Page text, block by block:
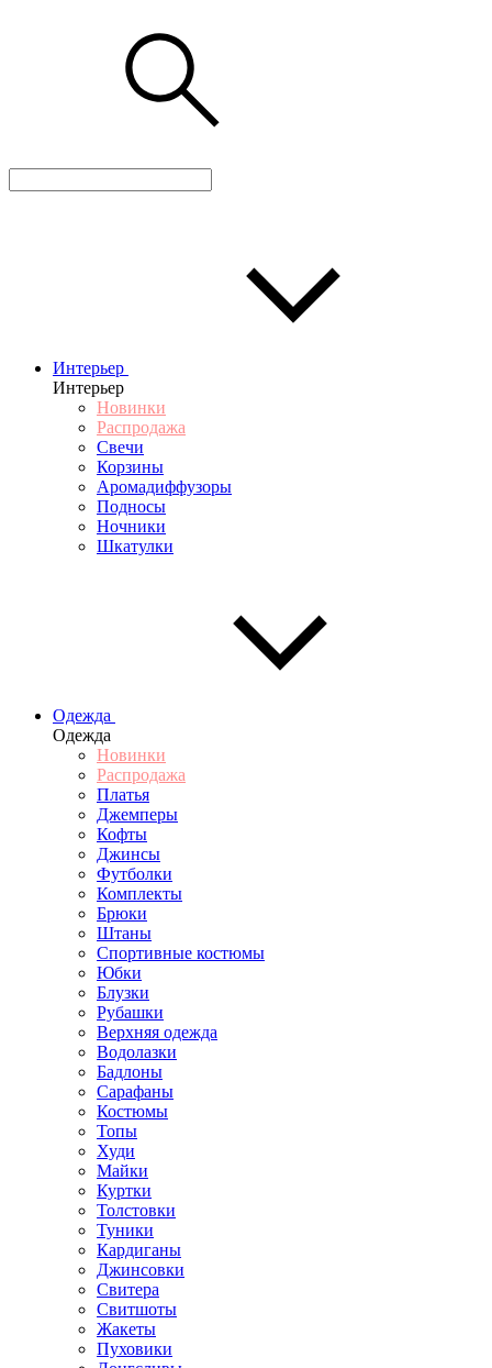
Интерьер
Интерьер
Новинки
Распродажа
Свечи
Корзины
Аромадиффузоры
Подносы
Ночники
Шкатулки
Одежда
Одежда
Новинки
Распродажа
Платья
Джемперы
Кофты
Джинсы
Футболки
Комплекты
Брюки
Штаны
Спортивные костюмы
Юбки
Блузки
Рубашки
Верхняя одежда
Водолазки
Бадлоны
Сарафаны
Костюмы
Топы
Худи
Майки
Куртки
Толстовки
Туники
Кардиганы
Джинсовки
Свитера
Свитшоты
Жакеты
Пуховики